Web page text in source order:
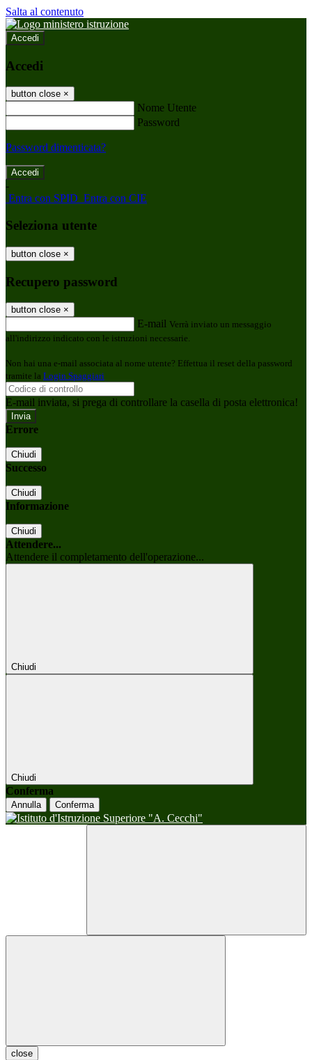
Salta al contenuto
Accedi
Accedi
button close ×
Nome Utente
Password
Password dimenticata?
-
Entra con SPID Entra con CIE
Seleziona utente
button close ×
Recupero password
button close ×
E-mail Verrà inviato un messaggio
all'indirizzo indicato con le istruzioni necessarie.
Non hai una e-mail associata al nome utente? Effettua il reset della password
tramite la Login Spaggiari
E-mail inviata, si prega di controllare la casella di posta elettronica!
Errore
Chiudi
Successo
Chiudi
Informazione
Chiudi
Attendere...
Attendere il completamento dell'operazione...
Chiudi
Chiudi
Conferma
Annulla Conferma
close